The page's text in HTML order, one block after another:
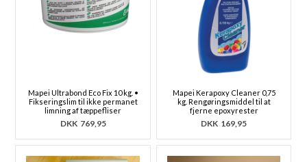
Mapei Ultrabond Eco Fix 10 kg. •
Fikseringslim til ikke permanet
limning af tæppefliser
DKK 769,95
Mapei Kerapoxy Cleaner 0,75
kg. Rengøringsmiddel til at
fjerne epoxyrester
DKK 169,95